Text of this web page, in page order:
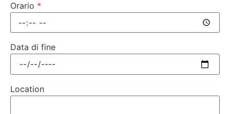
Orario
Data di fine
Location